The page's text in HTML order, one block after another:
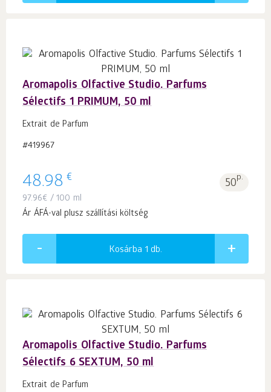
Aromapolis Olfactive Studio. Parfums
Sélectifs 1 PRIMUM, 50 ml
Extrait de Parfum
#419967
48.98 € 50p.
97.96€ / 100 ml
Ár ÁFÁ-val plusz szállítási költség
Kosárba 1 db.
Aromapolis Olfactive Studio. Parfums
Sélectifs 6 SEXTUM, 50 ml
Extrait de Parfum